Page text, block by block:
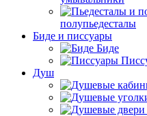
полупьедесталы
Биде и писсуары
Биде
Душ